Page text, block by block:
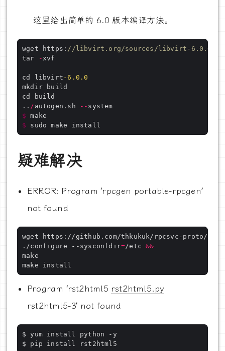
这里给出简单的 6.0 版本编译方法。
wget https: //libvirt.org/sources/libvirt-
tar
-
cd libvirt -6.0 .0
.. / autogen.sh --
$
$
疑难解决
ERROR: Program ‘rpcgen portable-rpcgen’
not found
./configure --sysconfdir=/etc &&
Program ‘rst2html5 rst2html5.py
rst2html5-3’ not found